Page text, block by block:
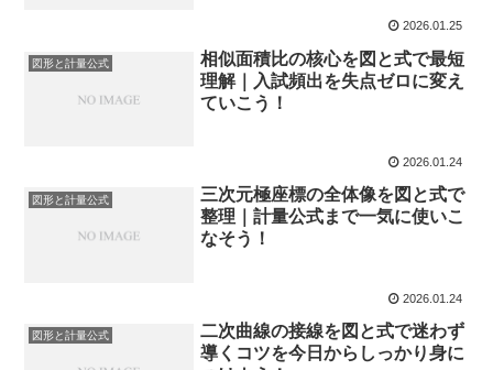
2026.01.25
図形と計量公式
相似面積比の核心を図と式で最短
理解｜入試頻出を失点ゼロに変え
ていこう！
2026.01.24
図形と計量公式
三次元極座標の全体像を図と式で
整理｜計量公式まで一気に使いこ
なそう！
2026.01.24
図形と計量公式
二次曲線の接線を図と式で迷わず
導くコツを今日からしっかり身に